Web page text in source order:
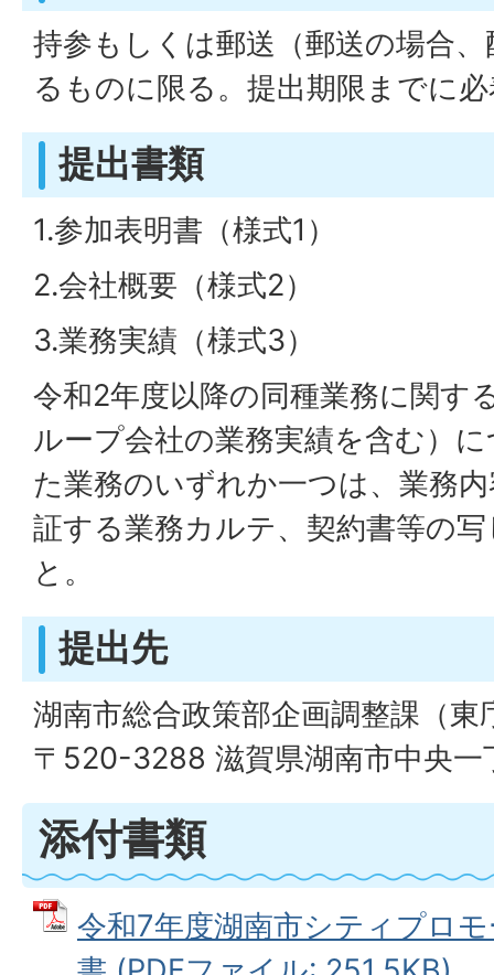
持参もしくは郵送（郵送の場合
るものに限る。提出期限までに
提出書類
1.参加表明書（様式1）
2.会社概要（様式2）
3.業務実績（様式3）
令和2年度以降の同種業務に関す
ループ会社の業務実績を含む）
た業務のいずれか一つは、業務
証する業務カルテ、契約書等の
と。
提出先
湖南市総合政策部企画調整課（東
〒520-3288 滋賀県湖南市中央一
添付書類
令和7年度湖南市シティプロ